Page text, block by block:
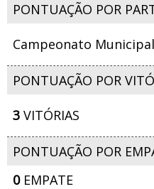
PONTUAÇÃO POR
Campeonato
PONTUAÇÃO POR
3 VITÓRIAS
PONTUAÇÃO POR
0EMPATE